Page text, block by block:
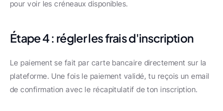
pour voir les créneaux disponibles.
Étape 4 : régler les frais d'inscription
Le paiement se fait par carte bancaire directement sur la
plateforme. Une fois le paiement validé, tu reçois un email
de confirmation avec le récapitulatif de ton inscription.